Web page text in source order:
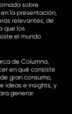
sobre
la presentación,
relevantes, de
que los
el mundo
de Columna,
en qué consiste
gran consumo,
ideas e insights, y
generar